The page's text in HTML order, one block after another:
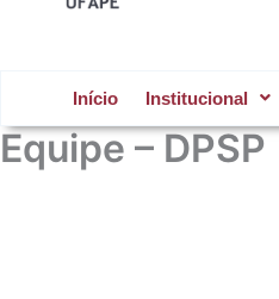
Início Institucional
Equipe – DPSP